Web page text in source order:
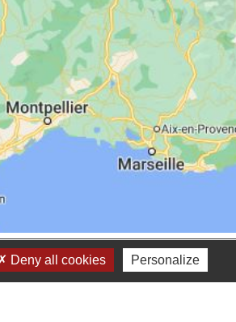
Deny all cookies Personalize